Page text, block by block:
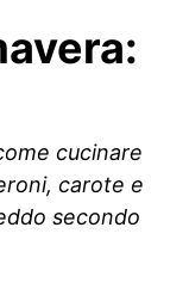
cucinare
carote e
secondo